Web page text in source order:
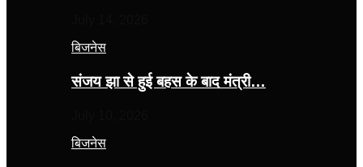
बिजनेस
संजय झा से हुई बहस के बाद मंत्री…
बिजनेस